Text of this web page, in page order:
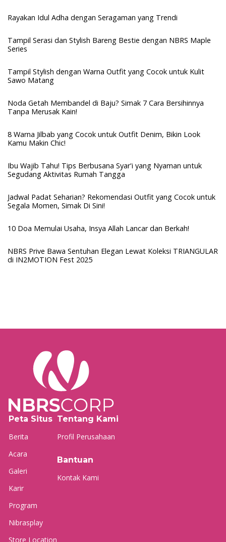
Rayakan Idul Adha dengan Seragaman yang Trendi
Tampil Serasi dan Stylish Bareng Bestie dengan NBRS Maple
Series
Tampil Stylish dengan Warna Outfit yang Cocok untuk Kulit
Sawo Matang
Noda Getah Membandel di Baju? Simak 7 Cara Bersihinnya
Tanpa Merusak Kain!
8 Warna Jilbab yang Cocok untuk Outfit Denim, Bikin Look
Kamu Makin Chic!
Ibu Wajib Tahu! Tips Berbusana Syar'i yang Nyaman untuk
Segudang Aktivitas Rumah Tangga
Jadwal Padat Seharian? Rekomendasi Outfit yang Cocok untuk
Segala Momen, Simak Di Sini!
10 Doa Memulai Usaha, Insya Allah Lancar dan Berkah!
NBRS Prive Bawa Sentuhan Elegan Lewat Koleksi TRIANGULAR
di IN2MOTION Fest 2025
Peta Situs
Berita
Acara
Galeri
Karir
Program
Nibrasplay
Store Location
Tentang Kami
Profil Perusahaan
Bantuan
Kontak Kami